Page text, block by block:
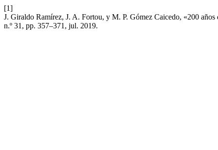
[1]
J. Giraldo Ramírez, J. A. Fortou, y M. P. Gómez Caicedo, «200
n.º 31, pp. 357–371, jul. 2019.